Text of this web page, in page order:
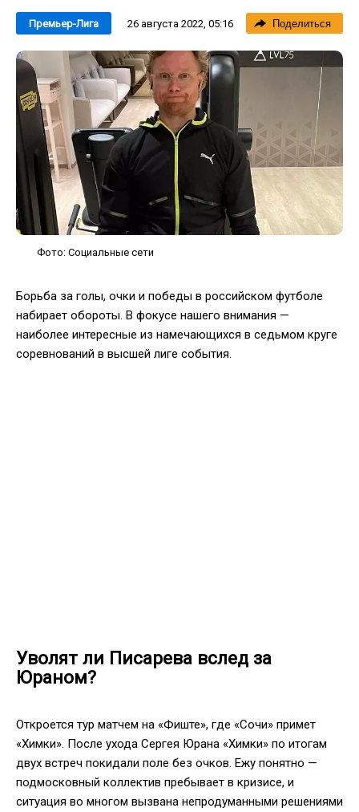
Премьер-Лига 26 августа 2022, 05:16 Поделиться
Фото: Социальные сети
Борьба за голы, очки и победы в российском футболе
набирает обороты. В фокусе нашего внимания —
наиболее интересные из намечающихся в седьмом круге
соревнований в высшей лиге события.
Уволят ли Писарева вслед за
Юраном?
Откроется тур матчем на «Фиште», где «Сочи» примет
«Химки». После ухода Сергея Юрана «Химки» по итогам
двух встреч покидали поле без очков. Ежу понятно —
подмосковный коллектив пребывает в кризисе, и
ситуация во многом вызвана непродуманными решениями